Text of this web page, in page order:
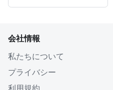
会社情報
私たちについて
プライバシー